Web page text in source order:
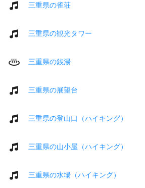
三重県の雀荘
三重県の観光タワー
三重県の銭湯
三重県の展望台
三重県の登山口（ハイキング）
三重県の山小屋（ハイキング）
三重県の水場（ハイキング）